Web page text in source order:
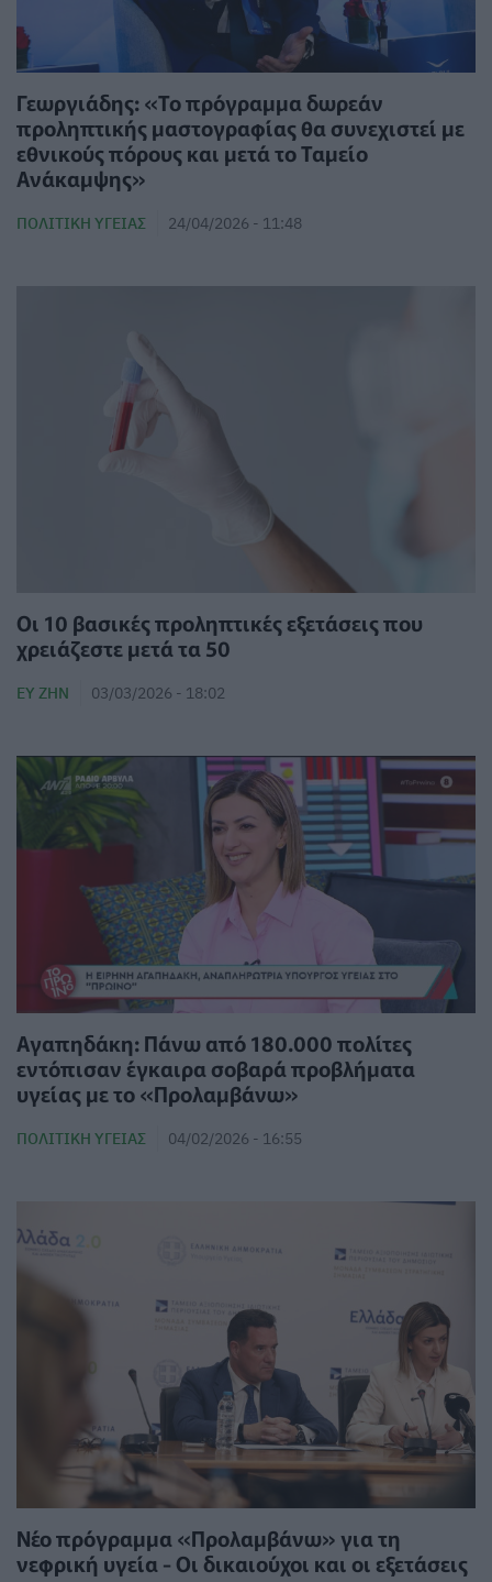
Γεωργιάδης: «Το πρόγραμμα δωρεάν
προληπτικής μαστογραφίας θα συνεχιστεί με
εθνικούς πόρους και μετά το Ταμείο
Ανάκαμψης»
ΠΟΛΙΤΙΚΉ ΥΓΕΊΑΣ 24/04/2026 - 11:48
Οι 10 βασικές προληπτικές εξετάσεις που
χρειάζεστε μετά τα 50
ΕΥ ΖΗΝ 03/03/2026 - 18:02
Αγαπηδάκη: Πάνω από 180.000 πολίτες
εντόπισαν έγκαιρα σοβαρά προβλήματα
υγείας με το «Προλαμβάνω»
ΠΟΛΙΤΙΚΉ ΥΓΕΊΑΣ 04/02/2026 - 16:55
Νέο πρόγραμμα «Προλαμβάνω» για τη
νεφρική υγεία - Οι δικαιούχοι και οι εξετάσεις